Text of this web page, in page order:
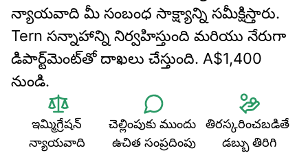
న్యాయవాది మీ సంబంధ సాక్ష్యాన్ని సమీక్షిస్తారు.
Tern సన్నాహాన్ని నిర్వహిస్తుంది మరియు నేరుగా
డిపార్ట్‌మెంట్‌తో దాఖలు చేస్తుంది. A$1,400
నుండి.
ఇమ్మిగ్రేషన్
న్యాయవాది
చెల్లింపుకు ముందు
ఉచిత సంప్రదింపు
తిరస్కరించబడితే
డబ్బు తిరిగి